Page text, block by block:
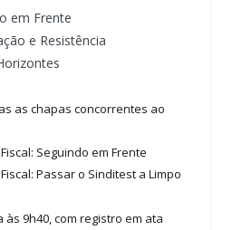
em Frente
e Resistência
as chapas concorrentes ao
Seguindo em Frente
Passar o Sinditest a Limpo
9h40, com registro em ata